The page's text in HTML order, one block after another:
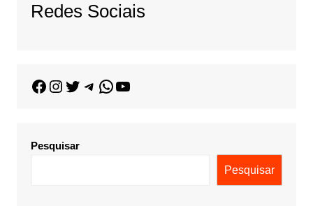
Redes Sociais
Pesquisar
Pesquisar